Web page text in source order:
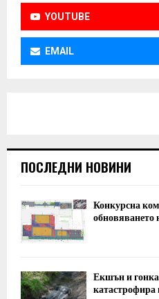
YOUTUBE
EMAIL
ПОСЛЕДНИ НОВИНИ
Конкурсна
обновяването
Екшън и
катастрофира